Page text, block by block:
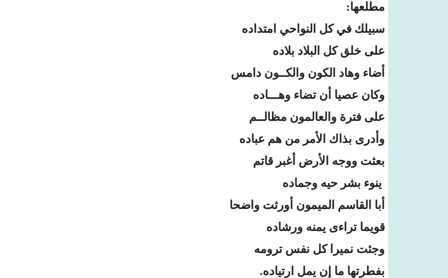
مطلعها:
سبيلك في كل النواحي امتداده
على خلق كل البلاد بلاده
أضاء وهاد الكون والكــون دامس
وكان عصيا أن تضاء وهـــاده
على فترة والعالمون مظالــم
وأدرى بذاك الأمر من هم عباده
بعثت ووجه الأرض أغبر قاتم
ينوء بشر حيه وجماده
أبا القاسم الميمون أورثت واضحا
قويما تراءى يمنه ورشاده
وجئت نميرا كل نفس ترومه
بفطرتها ما إن يمل ارتياده.